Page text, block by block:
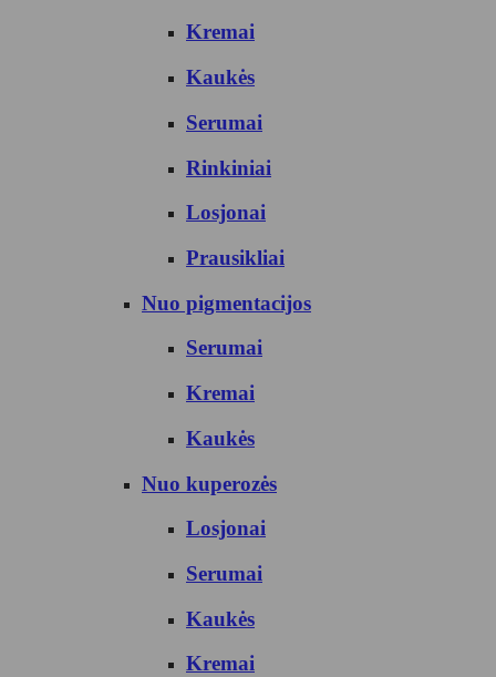
Kremai
Kaukės
Serumai
Rinkiniai
Losjonai
Prausikliai
Nuo pigmentacijos
Serumai
Kremai
Kaukės
Nuo kuperozės
Losjonai
Serumai
Kaukės
Kremai